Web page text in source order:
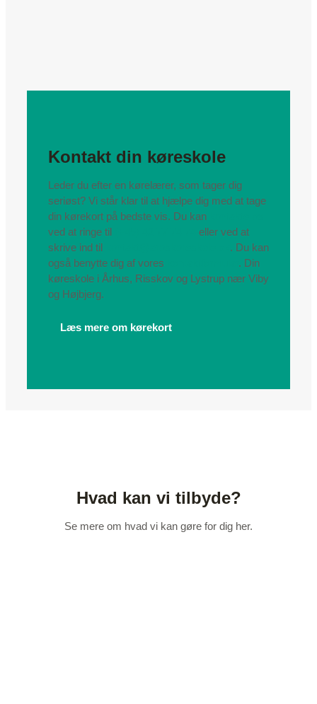
Kontakt din køreskole
Leder du efter en kørelærer, som tager dig
seriøst? Vi står klar til at hjælpe dig med at tage
din kørekort på bedste vis. Du kan
ved at ringe til
eller ved at
skrive ind til
. Du kan
også benytte dig af vores
. Din
køreskole i Århus, Risskov og Lystrup nær Viby
og Højbjerg.
Læs mere om kørekort
Hvad kan vi tilbyde?
Se mere om hvad vi kan gøre for dig her.